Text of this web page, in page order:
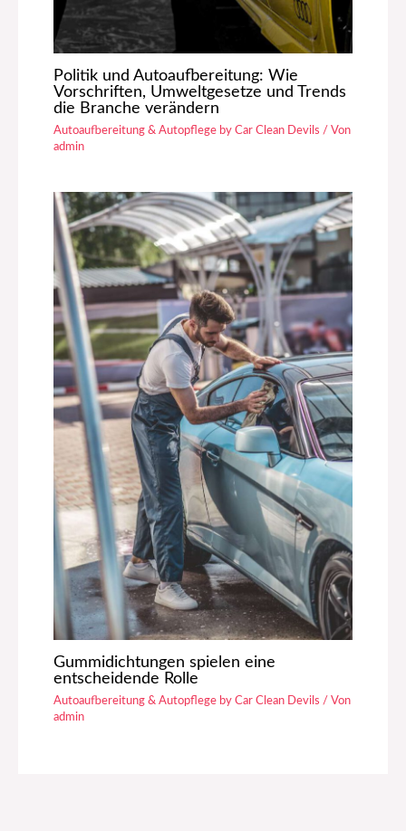
Politik und Autoaufbereitung: Wie
Vorschriften, Umweltgesetze und Trends
die Branche verändern
Autoaufbereitung & Autopflege by Car Clean Devils / Von
admin
Gummidichtungen spielen eine
entscheidende Rolle
Autoaufbereitung & Autopflege by Car Clean Devils / Von
admin